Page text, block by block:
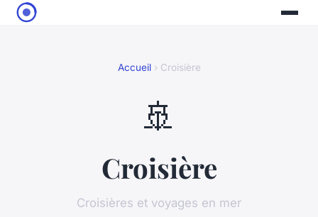
Accueil› Croisière
🚢
Croisière
Croisières et voyages en mer